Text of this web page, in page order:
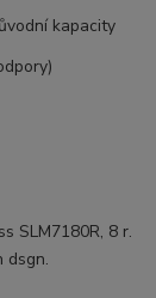
kapacity
SLM7180R, 8 r.
dsgn.